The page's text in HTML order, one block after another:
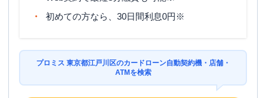
初めての方なら、30日間利息0円※
プロミス 東京都江戸川区のカードローン自動契約機・店舗・
ATMを検索